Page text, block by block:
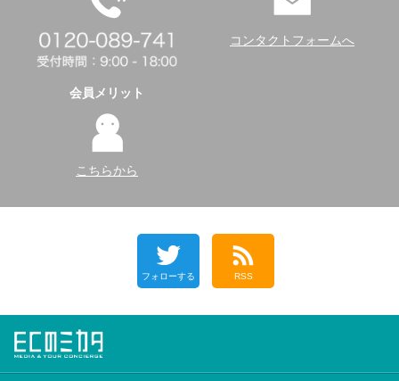
コンタクトフォームへ
会員メリット
こちらから
フォローする RSS